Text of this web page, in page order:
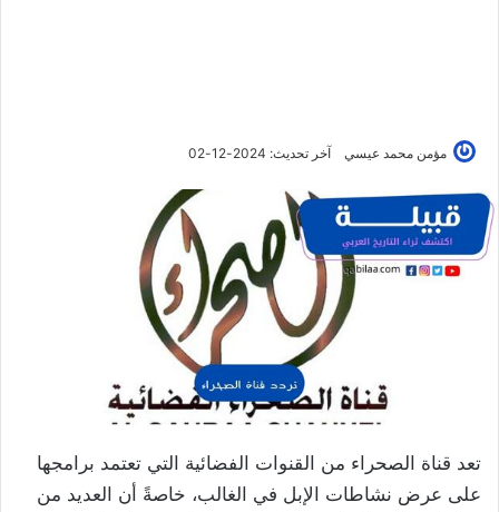
مؤمن محمد عيسي آخر تحديث: 2024-12-02
تعد قناة الصحراء من القنوات الفضائية التي تعتمد برامجها
على عرض نشاطات الإبل في الغالب، خاصةً أن العديد من